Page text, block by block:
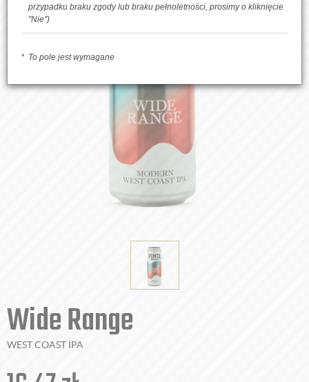
Wide Range
WEST COAST IPA
przypadku braku zgody lub braku pełnoletności, prosimy o kliknięcie
"Nie")
To pole jest wymagane